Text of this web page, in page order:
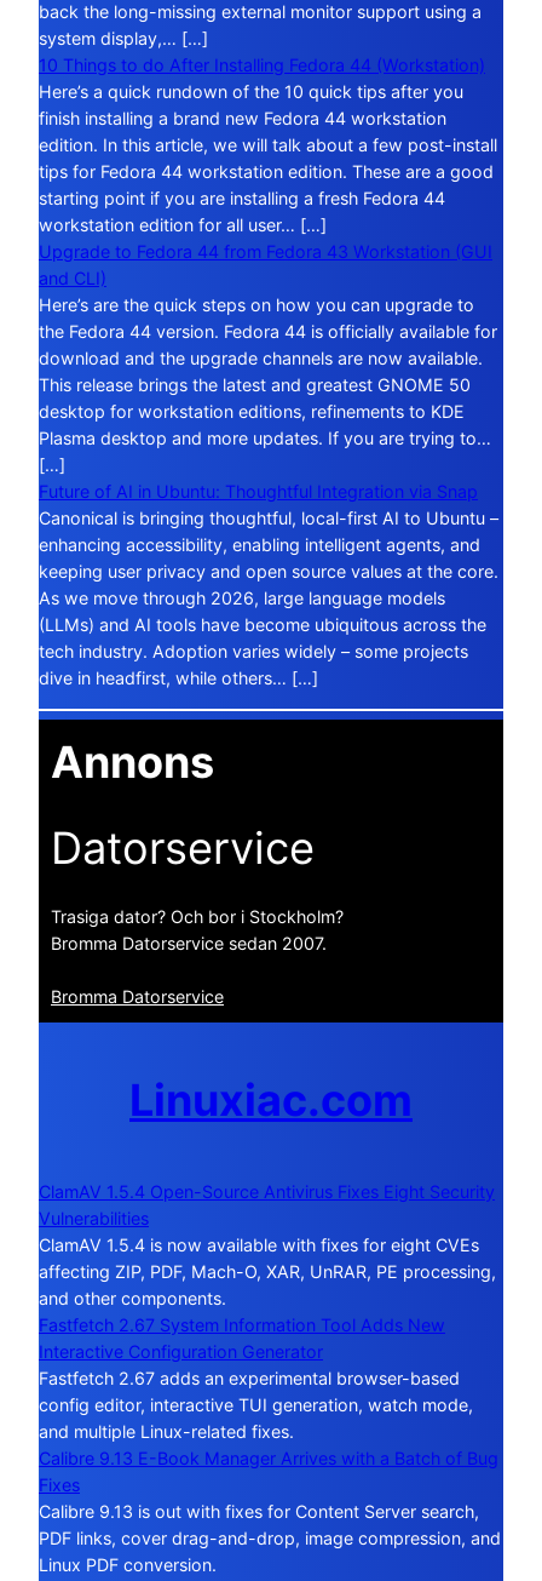
back the long-missing external monitor support using a
system display,… […]
10 Things to do After Installing Fedora 44 (Workstation)
Here’s a quick rundown of the 10 quick tips after you
finish installing a brand new Fedora 44 workstation
edition. In this article, we will talk about a few post-install
tips for Fedora 44 workstation edition. These are a good
starting point if you are installing a fresh Fedora 44
workstation edition for all user… […]
Upgrade to Fedora 44 from Fedora 43 Workstation (GUI
and CLI)
Here’s are the quick steps on how you can upgrade to
the Fedora 44 version. Fedora 44 is officially available for
download and the upgrade channels are now available.
This release brings the latest and greatest GNOME 50
desktop for workstation editions, refinements to KDE
Plasma desktop and more updates. If you are trying to…
[…]
Future of AI in Ubuntu: Thoughtful Integration via Snap
Canonical is bringing thoughtful, local-first AI to Ubuntu –
enhancing accessibility, enabling intelligent agents, and
keeping user privacy and open source values at the core.
As we move through 2026, large language models
(LLMs) and AI tools have become ubiquitous across the
tech industry. Adoption varies widely – some projects
dive in headfirst, while others… […]
Annons
Datorservice
Trasiga dator? Och bor i Stockholm?
Bromma Datorservice sedan 2007.
Bromma Datorservice
Linuxiac.com
ClamAV 1.5.4 Open-Source Antivirus Fixes Eight Security
Vulnerabilities
ClamAV 1.5.4 is now available with fixes for eight CVEs
affecting ZIP, PDF, Mach-O, XAR, UnRAR, PE processing,
and other components.
Fastfetch 2.67 System Information Tool Adds New
Interactive Configuration Generator
Fastfetch 2.67 adds an experimental browser-based
config editor, interactive TUI generation, watch mode,
and multiple Linux-related fixes.
Calibre 9.13 E-Book Manager Arrives with a Batch of Bug
Fixes
Calibre 9.13 is out with fixes for Content Server search,
PDF links, cover drag-and-drop, image compression, and
Linux PDF conversion.